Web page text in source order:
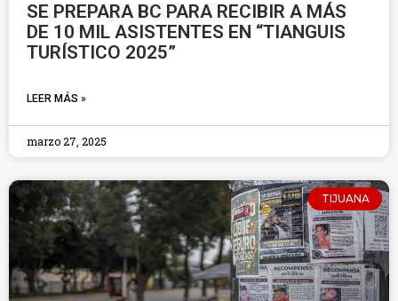
SE PREPARA BC PARA RECIBIR A MÁS
DE 10 MIL ASISTENTES EN “TIANGUIS
TURÍSTICO 2025”
LEER MÁS »
marzo 27, 2025
TIJUANA